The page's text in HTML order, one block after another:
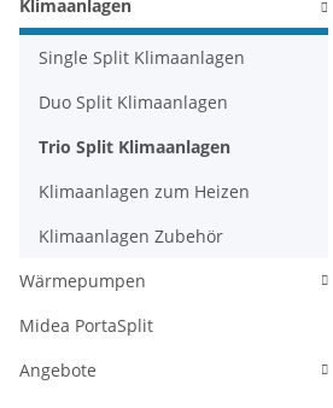
Klimaanlagen
Single Split Klimaanlagen
Duo Split Klimaanlagen
Trio Split Klimaanlagen
Klimaanlagen zum Heizen
Klimaanlagen Zubehör
Wärmepumpen
Midea PortaSplit
Angebote